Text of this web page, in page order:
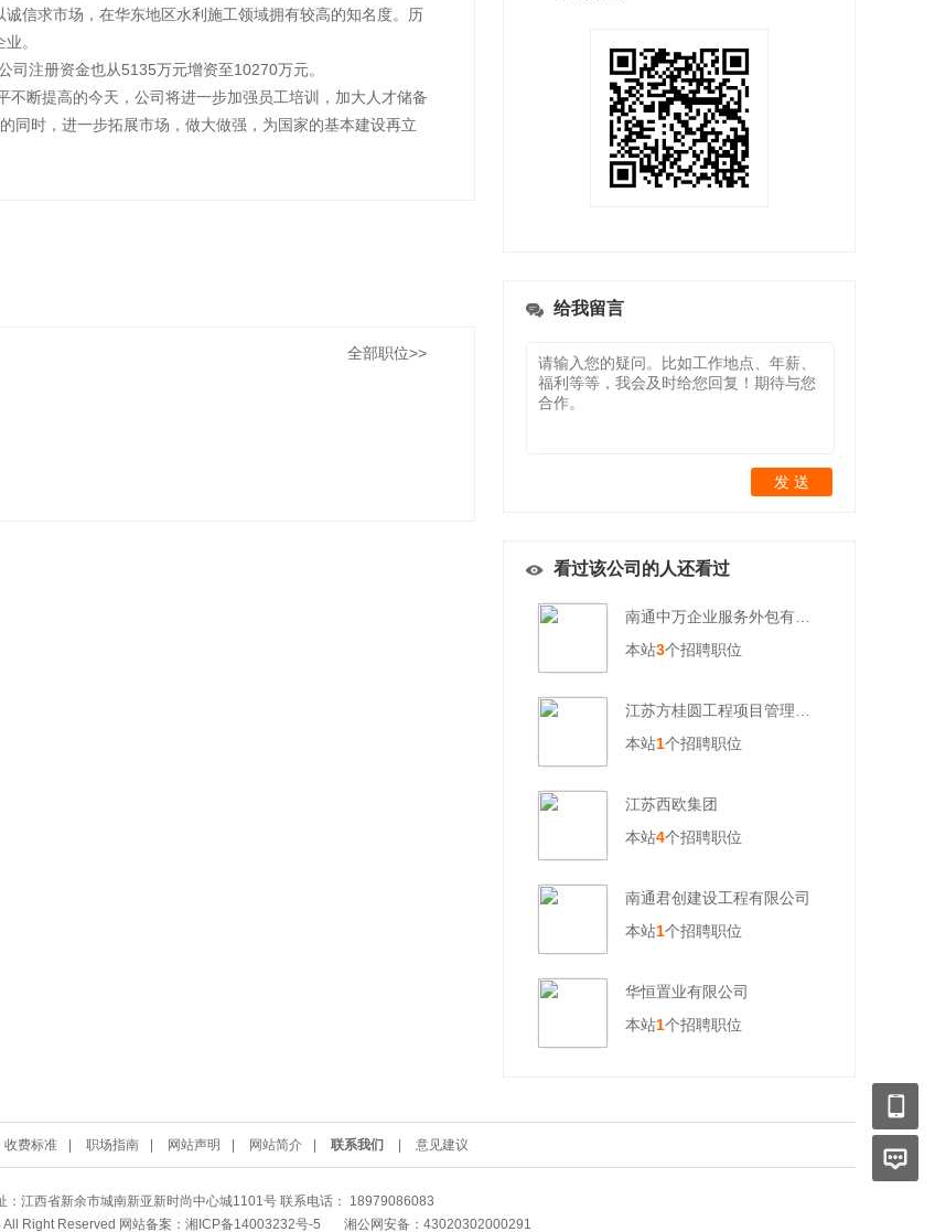
信求市场，在华东地区水利施工领域拥有较高的知名度。历
。
注册资金也从5135万元增资至10270万元。
断提高的今天，公司将进一步加强员工培训，加大人才储备
同时，进一步拓展市场，做大做强，为国家的基本建设再立
全部职位>>
给我留言
发 送
看过该公司的人还看过
本站3个招聘职位
本站1个招聘职位
江苏西欧集团
本站4个招聘职位
南通君创建设工程有限公司
本站1个招聘职位
华恒置业有限公司
本站1个招聘职位
收费标准 职场指南 网站声明 网站简介 联系我们 意见建议
：江西省新余市城南新亚新时尚中心城1101号 联系电话： 18979086083
Right Reserved 网站备案： 湘ICP备14003232号-5 湘公网安备：43020302000291